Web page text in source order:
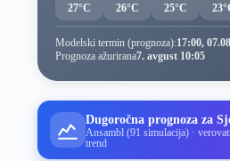
27°C 26°C 25°C
Modelski termin (prognoza):17:00,
Prognoza ažurirana7. avgust 10:05
Dugoročna prognoza za
Ansambl (91 simulacija) ·
trend